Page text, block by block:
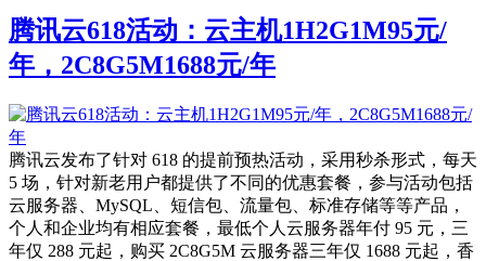
腾讯云618活动：云主机1H2G1M95元/
年，2C8G5M1688元/年
腾讯云发布了针对 618 的提前预热活动，采用秒杀形式，每天
5 场，针对新老用户都提供了不同的优惠套餐，参与活动包括
云服务器、MySQL、短信包、流量包、标准存储等等产品，
个人和企业均有相应套餐，最低个人云服务器年付 95 元，三
年仅 288 元起，购买 2C8G5M 云服务器三年仅 1688 元起，香